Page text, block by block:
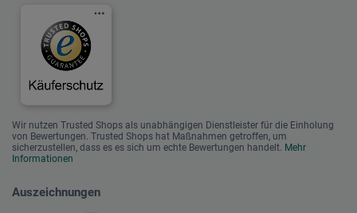
Wir nutzen Trusted Shops als unabhängigen Dienstleister für die Einholung
von Bewertungen. Trusted Shops hat Maßnahmen getroffen, um
sicherzustellen, dass es es sich um echte Bewertungen handelt. Mehr
Informationen
Auszeichnungen